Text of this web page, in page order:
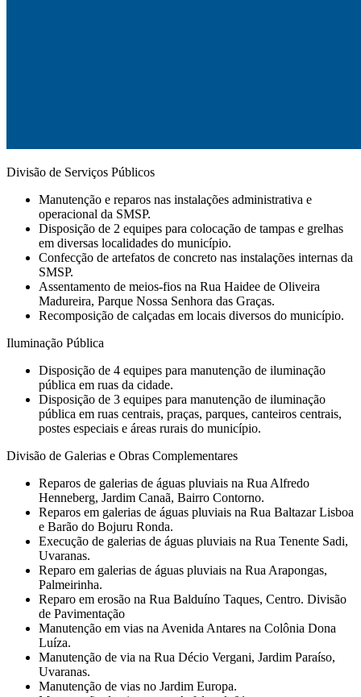
Divisão de Serviços Públicos
Manutenção e reparos nas instalações administrativa e
operacional da SMSP.
Disposição de 2 equipes para colocação de tampas e grelhas
em diversas localidades do município.
Confecção de artefatos de concreto nas instalações internas da
SMSP.
Assentamento de meios-fios na Rua Haidee de Oliveira
Madureira, Parque Nossa Senhora das Graças.
Recomposição de calçadas em locais diversos do município.
Iluminação Pública
Disposição de 4 equipes para manutenção de iluminação
pública em ruas da cidade.
Disposição de 3 equipes para manutenção de iluminação
pública em ruas centrais, praças, parques, canteiros centrais,
postes especiais e áreas rurais do município.
Divisão de Galerias e Obras Complementares
Reparos de galerias de águas pluviais na Rua Alfredo
Henneberg, Jardim Canaã, Bairro Contorno.
Reparos em galerias de águas pluviais na Rua Baltazar Lisboa
e Barão do Bojuru Ronda.
Execução de galerias de águas pluviais na Rua Tenente Sadi,
Uvaranas.
Reparo em galerias de águas pluviais na Rua Arapongas,
Palmeirinha.
Reparo em erosão na Rua Balduíno Taques, Centro. Divisão
de Pavimentação
Manutenção em vias na Avenida Antares na Colônia Dona
Luíza.
Manutenção de via na Rua Décio Vergani, Jardim Paraíso,
Uvaranas.
Manutenção de vias no Jardim Europa.